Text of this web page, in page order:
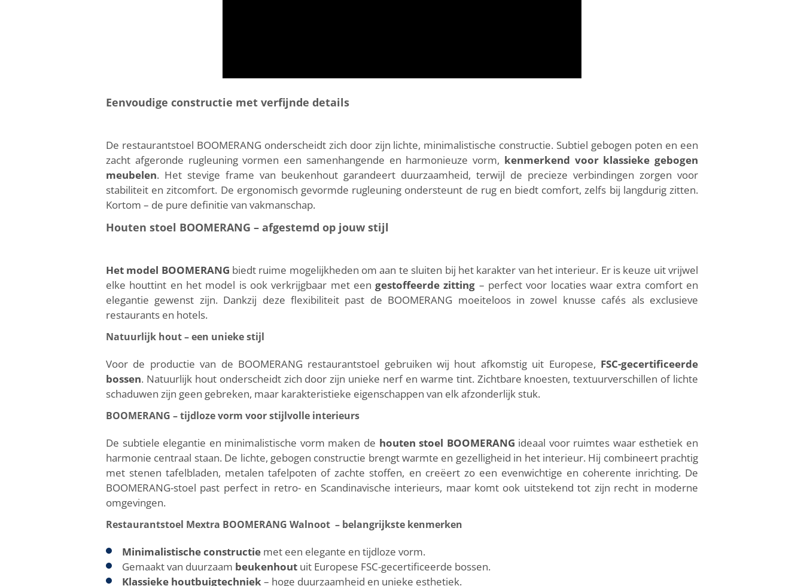
Eenvoudige constructie met verfijnde details
De restaurantstoel BOOMERANG onderscheidt zich door zijn lichte, minimalistische constructie. Subtiel gebogen poten en een
zacht afgeronde rugleuning vormen een samenhangende en harmonieuze vorm, kenmerkend voor klassieke gebogen
meubelen. Het stevige frame van beukenhout garandeert duurzaamheid, terwijl de precieze verbindingen zorgen voor
stabiliteit en zitcomfort. De ergonomisch gevormde rugleuning ondersteunt de rug en biedt comfort, zelfs bij langdurig zitten.
Kortom – de pure definitie van vakmanschap.
Houten stoel BOOMERANG – afgestemd op jouw stijl
Het model BOOMERANG biedt ruime mogelijkheden om aan te sluiten bij het karakter van het interieur. Er is keuze uit vrijwel
elke houttint en het model is ook verkrijgbaar met eengestoffeerde zitting – perfect voor locaties waar extra comfort en
elegantie gewenst zijn. Dankzij deze flexibiliteit past de BOOMERANG moeiteloos in zowel knusse cafés als exclusieve
restaurants en hotels.
Natuurlijk hout – een unieke stijl
Voor de productie van de BOOMERANG restaurantstoel gebruiken wij hout afkomstig uit Europese, FSC-gecertificeerde
bossen. Natuurlijk hout onderscheidt zich door zijn unieke nerf en warme tint. Zichtbare knoesten, textuurverschillen of lichte
schaduwen zijn geen gebreken, maar karakteristieke eigenschappen van elk afzonderlijk stuk.
BOOMERANG – tijdloze vorm voor stijlvolle interieurs
De subtiele elegantie en minimalistische vorm maken de houten stoel BOOMERANG ideaal voor ruimtes waar esthetiek en
harmonie centraal staan. De lichte, gebogen constructie brengt warmte en gezelligheid in het interieur. Hij combineert prachtig
met stenen tafelbladen, metalen tafelpoten of zachte stoffen, en creëert zo een evenwichtige en coherente inrichting. De
BOOMERANG-stoel past perfect in retro- en Scandinavische interieurs, maar komt ook uitstekend tot zijn recht in moderne
omgevingen.
Restaurantstoel Mextra BOOMERANG Walnoot – belangrijkste kenmerken
Minimalistische constructie met een elegante en tijdloze vorm.
Gemaakt van duurzaam beukenhout uit Europese FSC-gecertificeerde bossen.
Klassieke houtbuigtechniek– hoge duurzaamheid en unieke esthetiek.